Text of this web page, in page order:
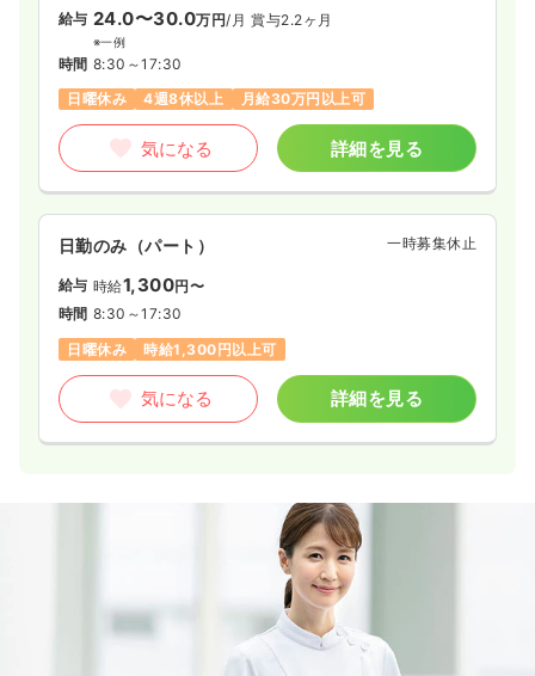
給与 24.0〜30.0万円/月 賞与2.2ヶ月
※一例
時間 8:30～17:30
日曜休み
4週8休以上 月給30万円以上可
気になる 詳細を見る
日勤のみ（パート） 一時募集休止
給与 時給1,300円〜
時間 8:30～17:30
日曜休み
時給1,300円以上可
気になる 詳細を見る